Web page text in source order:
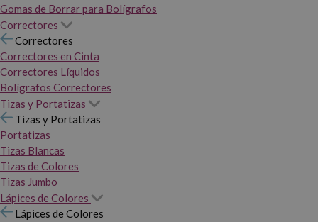
Gomas de Borrar para Bolígrafos
Correctores
Correctores
Correctores en Cinta
Correctores Líquidos
Bolígrafos Correctores
Tizas y Portatizas
Tizas y Portatizas
Portatizas
Tizas Blancas
Tizas de Colores
Tizas Jumbo
Lápices de Colores
Lápices de Colores